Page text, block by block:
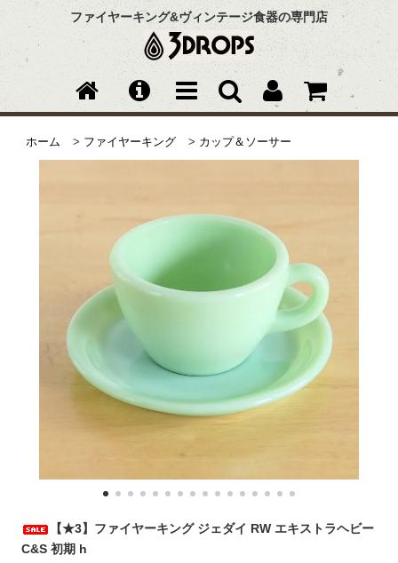
ファイヤーキング&ヴィンテージ食器の専門店
ホーム > ファイヤーキング > カップ＆ソーサー
【★3】ファイヤーキング ジェダイ RW エキストラヘビー
C&S 初期 h